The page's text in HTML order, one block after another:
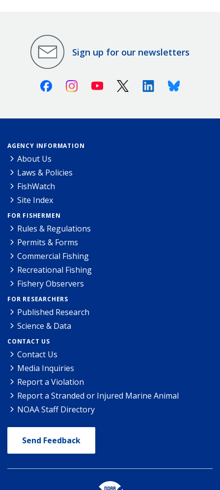
Sign up for our newsletters
FacebookInstagramYoutube X (Twitter)LinkedinBluesky
AGENCY INFORMATION
About Us
Laws & Policies
FishWatch
Site Index
FOR FISHERMEN
Rules & Regulations
Permits & Forms
Commercial Fishing
Recreational Fishing
Fishery Observers
FOR RESEARCHERS
Published Research
Science & Data
CONTACT US
Contact Us
Media Inquiries
Report a Violation
Report a Stranded or Injured Marine Animal
NOAA Staff Directory
Send Feedback